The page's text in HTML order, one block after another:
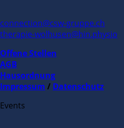
connection@csw-gruppe.ch
therapie-wolhusen@hin.physio
Offene Stellen
AGB
Hausordnung
Impressum / Datenschutz
Events